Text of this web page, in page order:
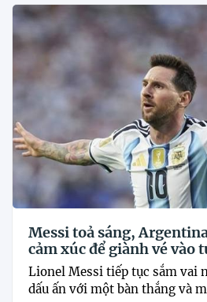
Messi toả sáng,
cảm xúc để giành vé vào
Lionel Messi tiếp tục sắm vai
dấu ấn với một bàn thắng và